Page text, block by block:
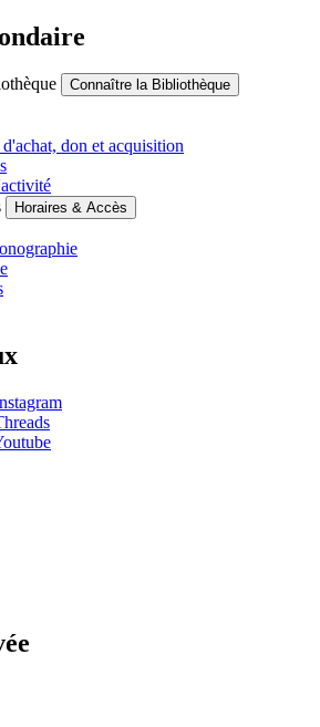
Connaître la Bibliothèque
don et acquisition
Horaires & Accès